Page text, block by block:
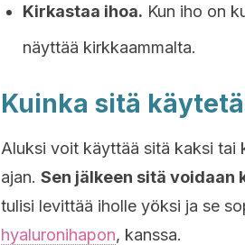
Kirkastaa ihoa. Kun iho on
näyttää kirkkaammalta.
Kuinka sitä
Aluksi voit käyttää sitä kaksi tai
ajan. Sen jälkeen sitä voidaan
tulisi levittää iholle yöksi ja se
hyaluronihapon, kanssa.